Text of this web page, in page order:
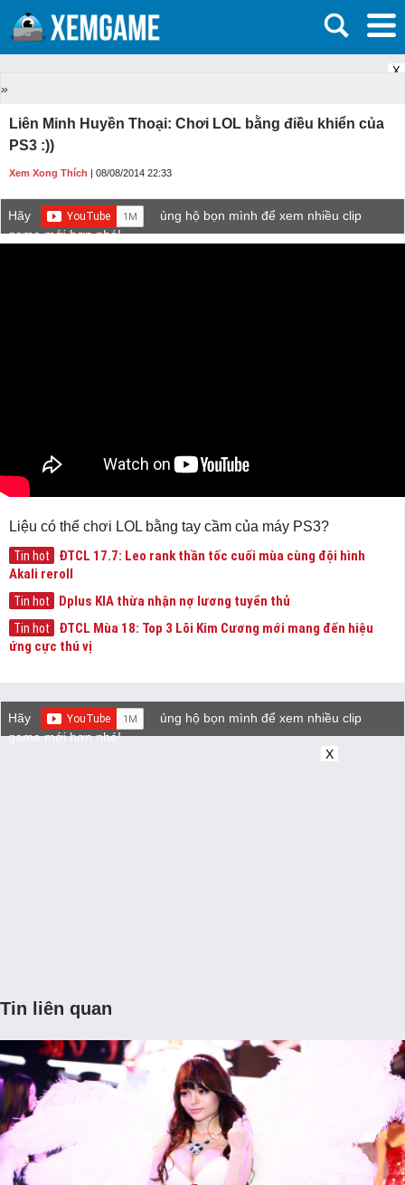
X
»
Liên Minh Huyền Thoại: Chơi LOL bằng điều khiển của
PS3 :))
Xem Xong Thích | 08/08/2014 22:33
Hãy
ủng hộ bọn mình để xem nhiều clip
game mới hơn nhé!
Liệu có thể chơi LOL bằng tay cầm của máy PS3?
Tin hot
ĐTCL 17.7: Leo rank thần tốc cuối mùa cùng đội hình
Akali reroll
Tin hot Dplus KIA thừa nhận nợ lương tuyển thủ
Tin hot
ĐTCL Mùa 18: Top 3 Lõi Kim Cương mới mang đến hiệu
ứng cực thú vị
Hãy
ủng hộ bọn mình để xem nhiều clip
game mới hơn nhé!
X
Tin liên quan